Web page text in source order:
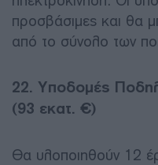
προσβάσιμες και θα
από το σύνολο των
22. Υποδομές
(93 εκατ. €)
Θα υλοποιηθούν 12